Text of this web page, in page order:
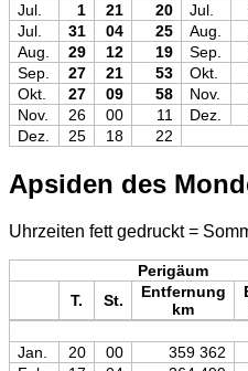
Jul.
1 21 20 Jul.
Jul.
31 04 25 Aug.
Aug.
29 12 19 Sep.
Sep.
27 21 53 Okt.
Okt.
27 09 58 Nov.
Nov.
26 00 11 Dez.
Dez.
25 18 22
Apsiden des
Uhrzeiten fett gedruckt =
Perigäum
T.
St.
Entfernung
km
Jan.
20 00 359 362